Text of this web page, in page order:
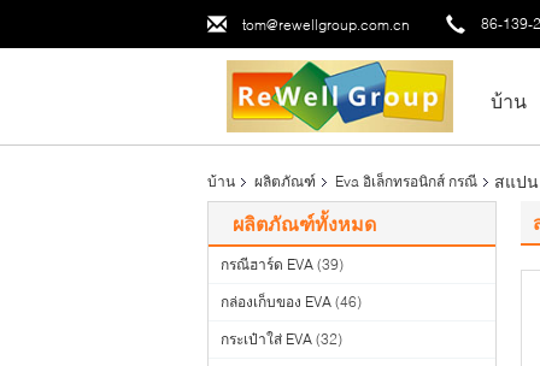
tom@rewellgroup.com.cn 86-139-
บ้าน
บ้าน ผลิตภัณฑ์ Eva อิเล็กทรอนิกส์ กรณี สแปน
ผลิตภัณฑ์ทั้งหมด
กรณีฮาร์ด EVA (39)
กล่องเก็บของ EVA (46)
กระเป๋าใส่ EVA (32)